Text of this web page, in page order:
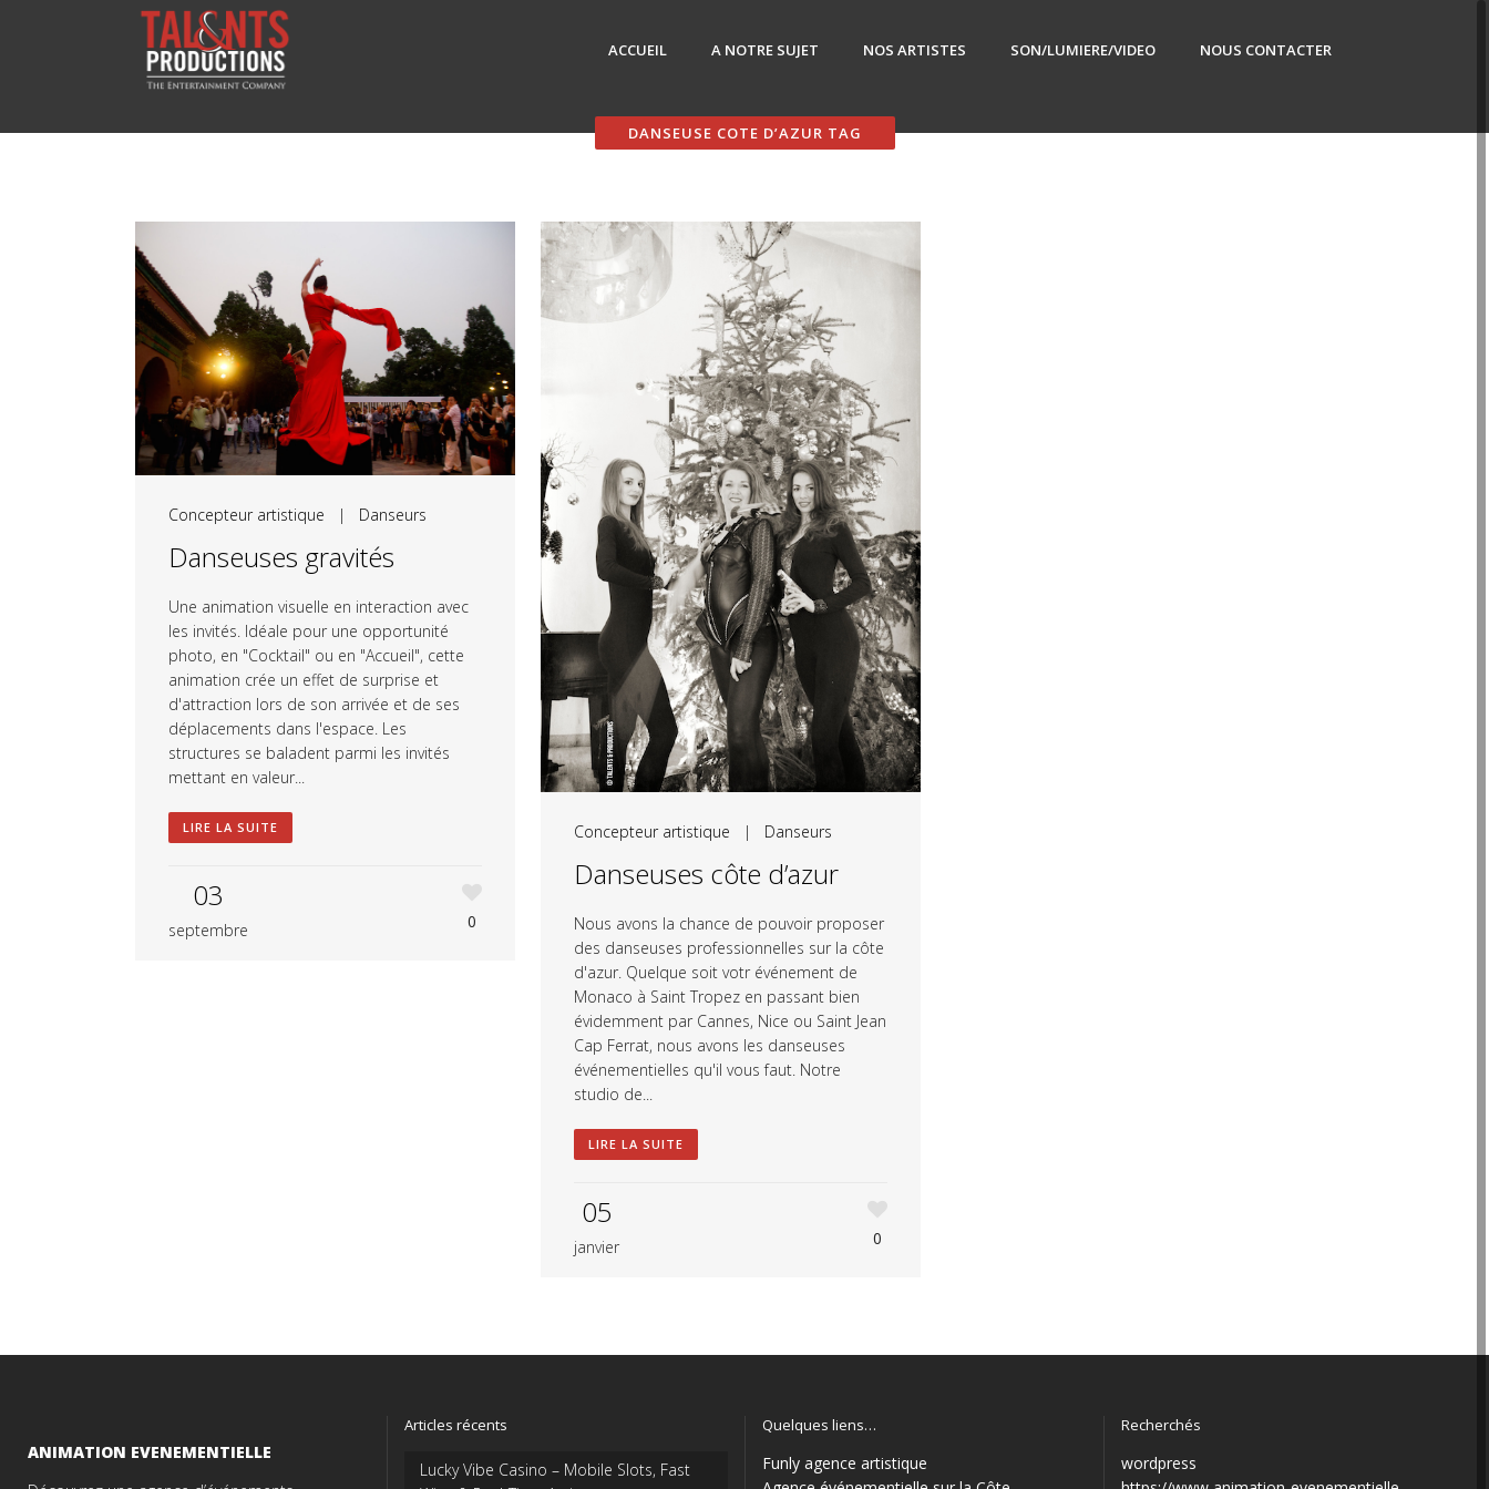
ACCUEIL A NOTRE SUJET NOS ARTISTES SON/LUMIERE/VIDEO NOUS CONTACTER
DANSEUSE COTE D’AZUR TAG
Concepteur artistique | Danseurs
Danseuses gravités
Une animation visuelle en interaction avec
les invités. Idéale pour une opportunité
photo, en "Cocktail" ou en "Accueil", cette
animation crée un effet de surprise et
d'attraction lors de son arrivée et de ses
déplacements dans l'espace. Les
structures se baladent parmi les invités
mettant en valeur...
LIRE LA SUITE
03
septembre 0
Concepteur artistique | Danseurs
Danseuses côte d’azur
Nous avons la chance de pouvoir proposer
des danseuses professionnelles sur la côte
d'azur. Quelque soit votr événement de
Monaco à Saint Tropez en passant bien
évidemment par Cannes, Nice ou Saint Jean
Cap Ferrat, nous avons les danseuses
événementielles qu'il vous faut. Notre
studio de...
LIRE LA SUITE
05
janvier 0
ANIMATION EVENEMENTIELLE
Articles récents
Lucky Vibe Casino – Mobile Slots, Fast
Quelques liens…
Funly agence artistique
Recherchés
wordpress